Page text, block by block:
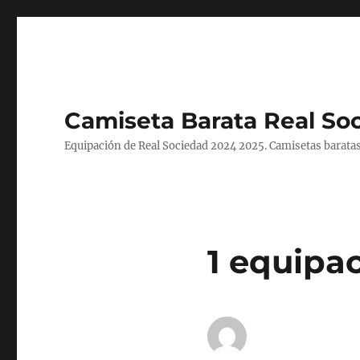
Camiseta Barata Real
Equipación de Real Sociedad 2024 2025. Camisetas
1